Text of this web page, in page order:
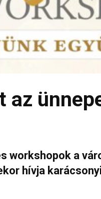
az
workshopok a
hívja